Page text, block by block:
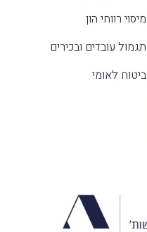
מיסוי רווחי הון
תגמול עובדים ובכירים
ביטוח לאומי